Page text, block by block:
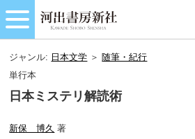
ジャンル: 日本文学 ＞ 随筆・紀行
単行本
日本ミステリ解読術
新保 博久 著